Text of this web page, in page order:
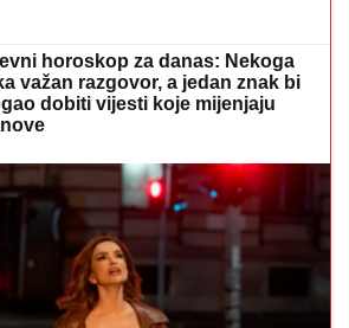
horoskop za danas: Nekoga
važan razgovor, a jedan znak bi
dobiti vijesti koje mijenjaju